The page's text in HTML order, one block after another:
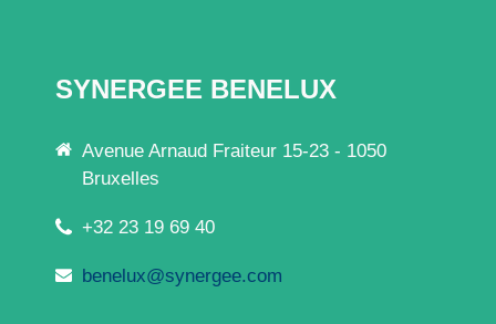
SYNERGEE BENELUX
Avenue Arnaud Fraiteur 15-23 - 1050
Bruxelles
+32 23 19 69 40
benelux@synergee.com